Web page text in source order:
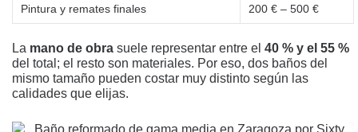
Pintura y remates finales 200 € – 500 €
La mano de obra suele representar entre el 40 % y el 55 %
del total; el resto son materiales. Por eso, dos baños del
mismo tamaño pueden costar muy distinto según las
calidades que elijas.